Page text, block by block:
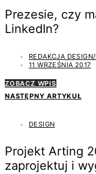
Prezesie, czy
LinkedIn?
REDAKCJA
11 WRZEŚNIA 2017
ZOBACZ WPIS
NASTĘPNY ARTYKUŁ
DESIGN
Projekt Arting
zaprojektuj i